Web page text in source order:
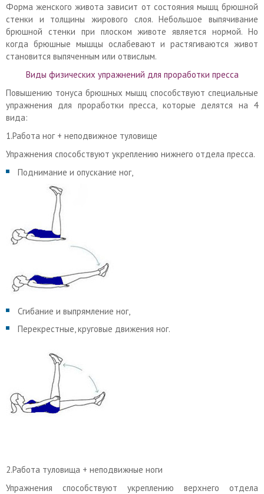
Форма женского живота зависит от состояния мышц брюшной
стенки и толщины жирового слоя. Небольшое выпячивание
брюшной стенки при плоском животе является нормой. Но
когда брюшные мышцы ослабевают и растягиваются живот
становится выпяченным или отвислым.
Виды физических упражнений для проработки пресса
Повышению тонуса брюшных мышц способствуют специальные
упражнения для проработки пресса, которые делятся на 4
вида:
1.Работа ног + неподвижное туловище
Упражнения способствуют укреплению нижнего отдела пресса.
Поднимание и опускание ног,
Сгибание и выпрямление ног,
Перекрестные, круговые движения ног.
2.Работа туловища + неподвижные ноги
Упражнения способствуют укреплению верхнего отдела